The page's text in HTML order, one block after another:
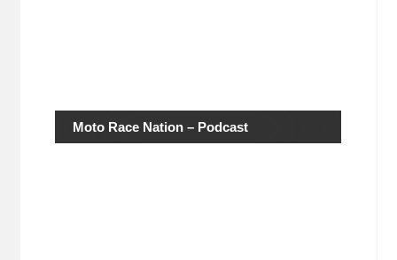
Moto Race Nation – Podcast